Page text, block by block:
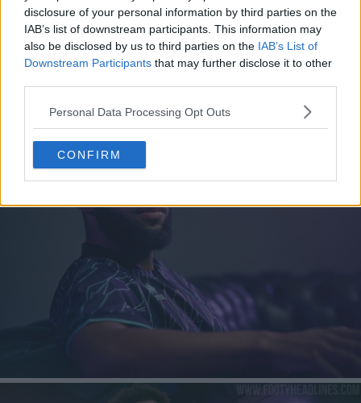
disclosure of your personal information by third parties on the
IAB’s list of downstream participants. This information may
also be disclosed by us to third parties on the IAB’s List of
Downstream Participants that may further disclose it to other
Personal Data Processing Opt Outs
CONFIRM